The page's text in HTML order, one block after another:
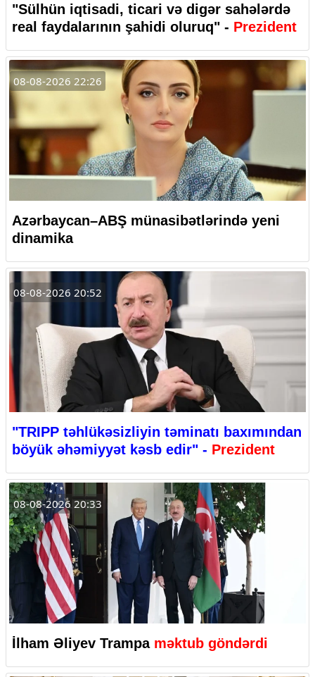
"Sülhün iqtisadi, ticari və digər sahələrdə
real faydalarının şahidi oluruq" - Prezident
08-08-2026 22:26
Azərbaycan–ABŞ münasibətlərində yeni
dinamika
08-08-2026 20:52
"TRIPP təhlükəsizliyin təminatı baxımından
böyük əhəmiyyət kəsb edir" - Prezident
08-08-2026 20:33
İlham Əliyev Trampa məktub göndərdi